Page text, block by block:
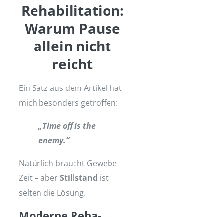
Rehabilitation:
Warum Pause
allein nicht
reicht
Ein Satz aus dem Artikel hat
mich besonders getroffen:
„Time off is the
enemy.“
Natürlich braucht Gewebe
Zeit – aberStillstand ist
selten die Lösung.